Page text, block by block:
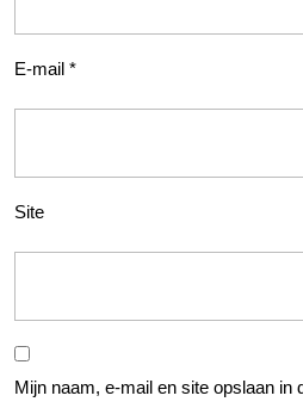
E-mail *
Site
Mijn naam, e-mail en site opslaan in